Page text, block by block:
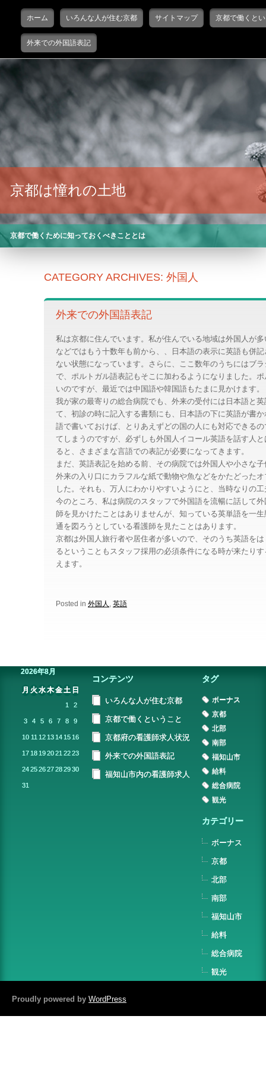
Main menu
Skip to primary content
Skip to secondary content
ホーム いろんな人が住む京都 サイトマップ 京都で働くと
外来での外国語表記
京都は憧れの土地
京都で働くために知っておくべきこととは
CATEGORY ARCHIVES:外国人
外来での外国語表記
私は京都に住んでいます。私が住んでいる地域は外国人が
などではもう十数年も前から、、日本語の表示に英語も併
ない状態になっています。さらに、ここ数年のうちにはブ
で、ポルトガル語表記もそこに加わるようになりました。
いのですが、最近では中国語や韓国語もたまに見かけます。
我が家の最寄りの総合病院でも、外来の受付には日本語と
て、初診の時に記入する書類にも、日本語の下に英語が書
語で書いておけば、とりあえずどの国の人にも対応できる
てしまうのですが、必ずしも外国人イコール英語を話す人
ると、さまざまな言語での表記が必要になってきます。
まだ、英語表記を始める前、その病院では外国人や小さな
外来の入り口にカラフルな紙で動物や魚などをかたどった
した。それも、万人にわかりやすいようにと、当時なりの
今のところ、私は病院のスタッフで外国語を流暢に話して
師を見かけたことはありませんが、知っている英単語を一
通を図ろうとしている看護師を見たことはあります。
京都は外国人旅行者や居住者が多いので、そのうち英語を
るということもスタッフ採用の必須条件になる時が来たり
えます。
Posted in 外国人 ,英語
2026年8月
月 火 水木金土 日
1 2
3 4 5 6 7 8 9
10 11 12 13 14 15 16
17 18 192021 2223
24252627282930
31
コンテンツ
いろんな人が住む京都
京都で働くということ
京都府の看護師求人状況
外来での外国語表記
福知山市内の看護師求人
タグ
ボーナス
京都
北部
南部
福知山市
給料
総合病院
観光
カテゴリー
ボーナス
京都
北部
南部
福知山市
給料
総合病院
観光
Proudly powered by WordPress